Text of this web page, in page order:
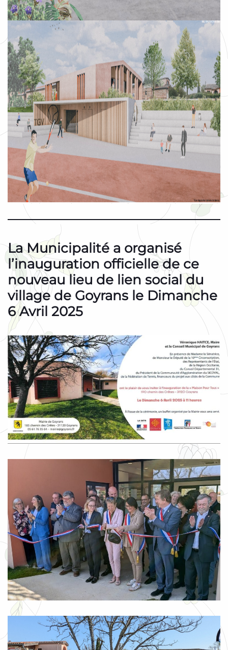
La Municipalité a organisé
l’inauguration officielle de ce
nouveau lieu de lien social du
village de Goyrans le Dimanche
6 Avril 2025